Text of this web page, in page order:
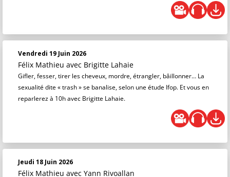
Vendredi 19 Juin 2026
Félix Mathieu avec Brigitte Lahaie
Gifler, fesser, tirer les cheveux, mordre, étrangler, bâillonner… La
sexualité dite « trash » se banalise, selon une étude Ifop. Et vous en
reparlerez à 10h avec Brigitte Lahaie.
Jeudi 18 Juin 2026
Félix Mathieu avec Yann Rivoallan